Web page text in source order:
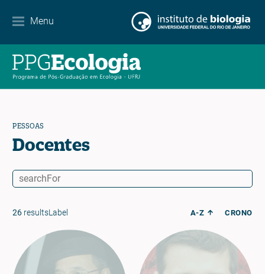
Menu
Contato
PESSOAS
Docentes
26 resultsLabel A-Z CRONO